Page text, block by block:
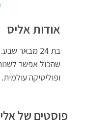
אודות אליס
בת 24 מבאר
שהכול אפשר
ופוליטיקה עולמית.
פוסטים של